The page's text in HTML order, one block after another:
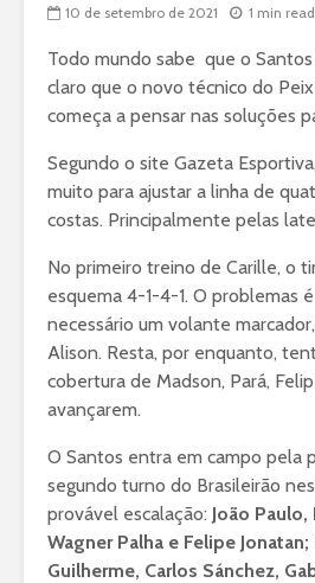
10 de setembro de 2021 1 min read
Todo mundo sabe que o
claro que o novo técnico do
começa a pensar nas soluções
Segundo o site Gazeta
muito para ajustar a linha de
costas. Principalmente pelas
No primeiro treino de Carille, o
esquema 4-1-4-1. O problemas
necessário um volante
Alison. Resta, por enquanto,
cobertura de Madson, Pará,
avançarem.
O Santos entra em campo pela
segundo turno do Brasileirão
provável escalação: João Paulo,
Wagner Palha e Felipe
Guilherme, Carlos Sánchez,